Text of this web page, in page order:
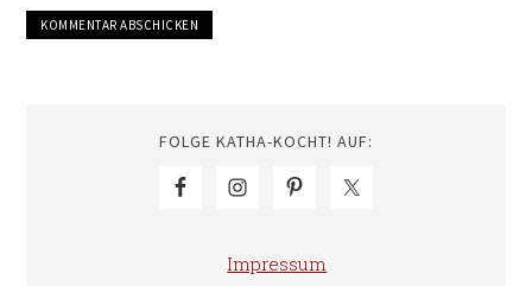
FOLGE KATHA-KOCHT! AUF:
Impressum